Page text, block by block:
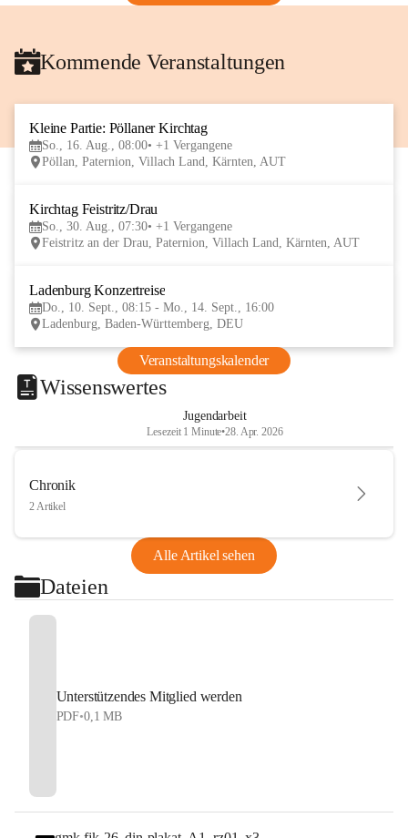
Kommende Veranstaltungen
Kleine Partie: Pöllaner Kirchtag
So., 16. Aug., 08:00 +1 Vergangene
Pöllan, Paternion, Villach Land, Kärnten, AUT
Kirchtag Feistritz/Drau
So., 30. Aug., 07:30 +1 Vergangene
Feistritz an der Drau, Paternion, Villach Land, Kärnten, AUT
Ladenburg Konzertreise
Do., 10. Sept., 08:15 - Mo., 14. Sept., 16:00
Ladenburg, Baden-Württemberg, DEU
Veranstaltungskalender
Wissenswertes
Jugendarbeit
Lesezeit 1 Minute•28. Apr. 2026
Chronik
2 Artikel
Alle Artikel sehen
Dateien
Unterstützendes Mitglied werden
PDF•0,1 MB